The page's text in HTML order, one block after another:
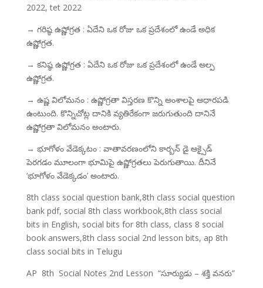
2022, tet 2022
→ గరిష్ఠ ఉష్ణోగ్రత : ఏదేని ఒక రోజు ఒక ప్రదేశంలో ఉండే అధిక
ఉష్ణోగ్రత.
→ కనిష్ఠ ఉష్ణోగ్రత : ఏదేని ఒక రోజు ఒక ప్రదేశంలో ఉండే అల్ప
ఉష్ణోగ్రత.
→ ఉష్ణ విలోమనం : ఉష్ణోగ్రతా విస్తరణ కొన్ని అంశాలపై ఆధారపడి
ఉంటుంది. కొన్నిచోట్ల దానికి వ్యతిరేకంగా జరుగుతుంది దానినే
ఉష్ణోగ్రతా విలోమనం అంటారు.
→ భూగోళం వేడెక్కటం : వాతావరణంలోని కార్బన్ డై ఆక్సైడ్
పెరగడం మూలంగా భూమిపై ఉష్ణోగ్రతలు పెరుగుతాయి. దీనినే
‘భూగోళం వేడెక్కడం’ అంటారు.
8th class social question bank,8th class social question
bank pdf, social 8th class workbook,8th class social
bits in English, social bits for 8th class, class 8 social
book answers,8th class social 2nd lesson bits, ap 8th
class social bits in Telugu
AP 8th Social Notes 2nd Lesson “సూర్యుడు – శక్తి వనరు”